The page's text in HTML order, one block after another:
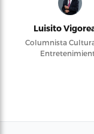
Luisito
Columnista